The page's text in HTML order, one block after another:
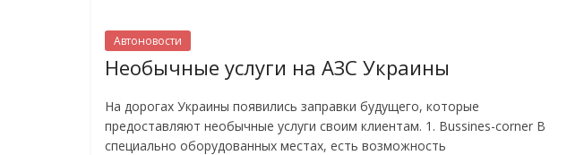
Автоновости
Необычные услуги на АЗС Украины
На дорогах Украины появились заправки будущего, которые
предоставляют необычные услуги своим клиентам. 1. Bussines-corner В
специально оборудованных местах, есть возможность